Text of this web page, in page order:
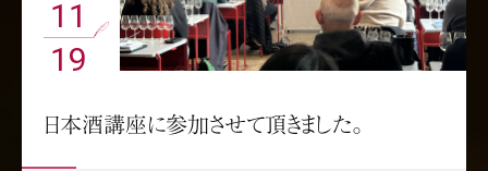
11
19
日本酒講座に参加させて頂きました。